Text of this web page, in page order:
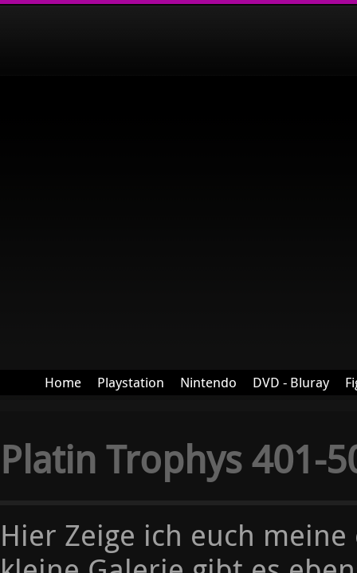
Home Playstation Nintendo DVD - Bluray
Platin Trophys 401-
Hier Zeige ich euch